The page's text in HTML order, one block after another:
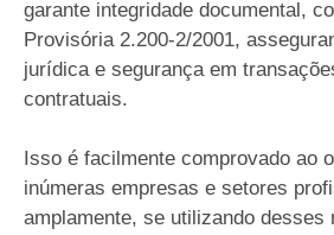
garante integridade documental,
Provisória 2.200-2/2001,
jurídica e segurança em
contratuais.
Isso é facilmente comprovado ao
inúmeras empresas e setores
amplamente, se utilizando desses